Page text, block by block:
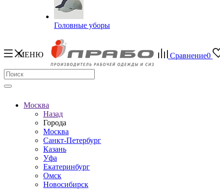
Головные уборы
МЕНЮ Сравнение0
Москва
Назад
Города
Москва
Санкт-Петербург
Казань
Уфа
Екатеринбург
Омск
Новосибирск